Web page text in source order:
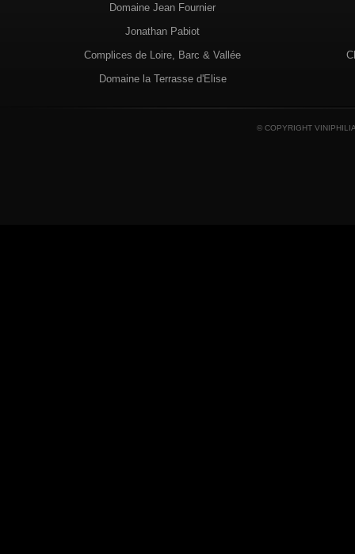
Domaine Jean Fournier
Jonathan Pabiot
Complices de Loire, Barc & Vallée
Domaine la Terrasse d'Elise
© COPYRIGHT